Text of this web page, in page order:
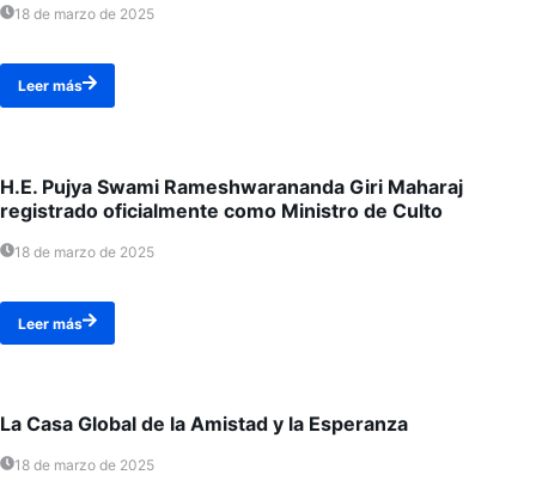
18 de marzo de 2025
Leer más
H.E. Pujya Swami Rameshwarananda Giri Maharaj
registrado oficialmente como Ministro de Culto
18 de marzo de 2025
Leer más
La Casa Global de la Amistad y la Esperanza
18 de marzo de 2025